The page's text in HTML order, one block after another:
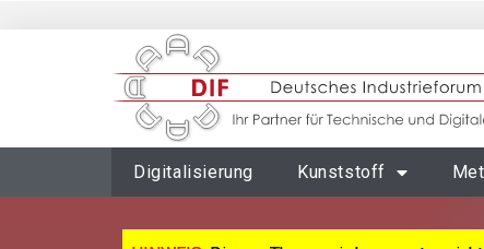
Digitalisierung Kunststoff